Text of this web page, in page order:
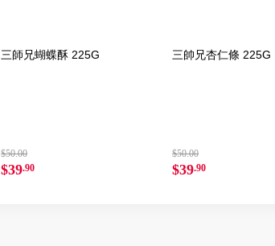
三師兄蝴蝶酥 225G
$50.00
$39.90
三帥兄杏仁條 225G
$50.00
$39.90